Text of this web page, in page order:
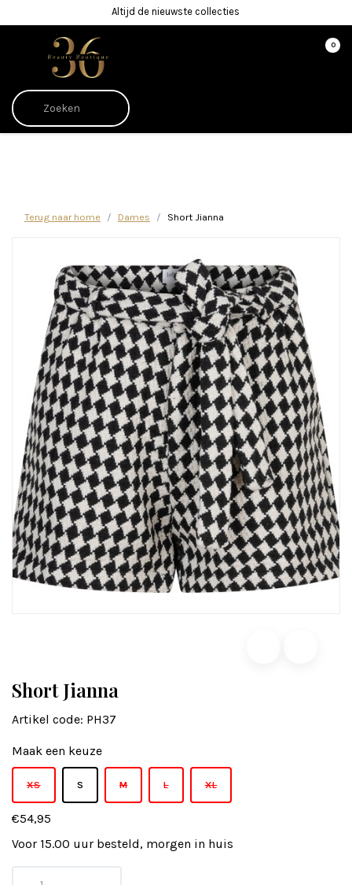
Altijd de nieuwste collecties
0
Terug naar home Dames Short Jianna
Short Jianna
Artikel code: PH37
Maak een keuze
XS S M L XL
€54,95
Voor 15.00 uur besteld, morgen in huis